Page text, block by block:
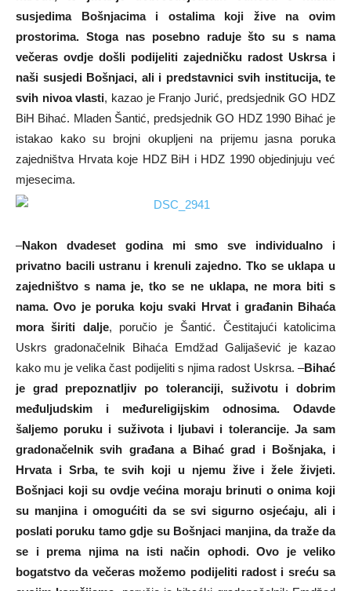
susjedima Bošnjacima i ostalima koji žive na ovim
prostorima. Stoga nas posebno raduje što su s nama
večeras ovdje došli podijeliti zajedničku radost Uskrsa i
naši susjedi Bošnjaci, ali i predstavnici svih institucija, te
svih nivoa vlasti, kazao je Franjo Jurić, predsjednik GO HDZ
BiH Bihać. Mladen Šantić, predsjednik GO HDZ 1990 Bihać je
istakao kako su brojni okupljeni na prijemu jasna poruka
zajedništva Hrvata koje HDZ BiH i HDZ 1990 objedinjuju već
mjesecima.
–Nakon dvadeset godina mi smo sve individualno i
privatno bacili ustranu i krenuli zajedno. Tko se uklapa u
zajedništvo s nama je, tko se ne uklapa, ne mora biti s
nama. Ovo je poruka koju svaki Hrvat i građanin Bihaća
mora širiti dalje, poručio je Šantić. Čestitajući katolicima
Uskrs gradonačelnik Bihaća Emdžad Galijašević je kazao
kako mu je velika čast podijeliti s njima radost Uskrsa. –Bihać
je grad prepoznatljiv po toleranciji, suživotu i dobrim
međuljudskim i međureligijskim odnosima. Odavde
šaljemo poruku i suživota i ljubavi i tolerancije. Ja sam
gradonačelnik svih građana a Bihać grad i Bošnjaka, i
Hrvata i Srba, te svih koji u njemu žive i žele živjeti.
Bošnjaci koji su ovdje većina moraju brinuti o onima koji
su manjina i omogućiti da se svi sigurno osjećaju, ali i
poslati poruku tamo gdje su Bošnjaci manjina, da traže da
se i prema njima na isti način ophodi. Ovo je veliko
bogatstvo da večeras možemo podijeliti radost i sreću sa